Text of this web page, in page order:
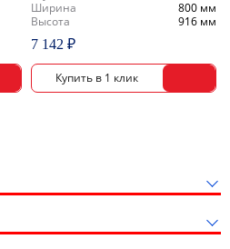
Ширина
800 мм
Высота
916 мм
7 142 ₽